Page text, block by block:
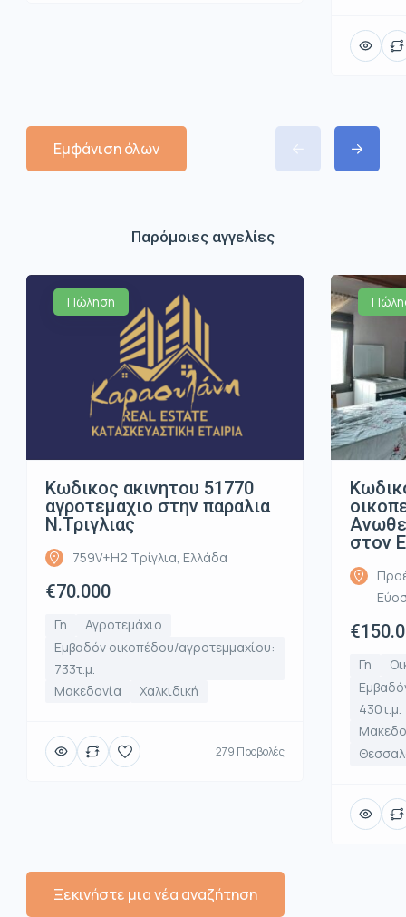
Εμφάνιση όλων
Παρόμοιες αγγελίες
Πώληση
Κωδικος ακινητου 51770
αγροτεμαχιο στην παραλια
Ν.Τριγλιας
759V+H2 Τρίγλια, Ελλάδα
€70.000
Γη
Αγροτεμάχιο
Εμβαδόν οικοπέδου/αγροτεμμαχίου:
733τ.μ.
Μακεδονία
Χαλκιδική
279 Προβολές
στον
Γη
430τ.μ.
Ξεκινήστε μια νέα αναζήτηση